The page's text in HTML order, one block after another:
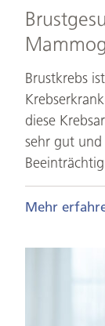
Brustkrebs
diese
sehr gut
Mehr